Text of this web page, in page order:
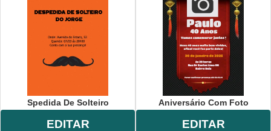
Spedida De Solteiro
EDITAR
Aniversário Com Foto
EDITAR